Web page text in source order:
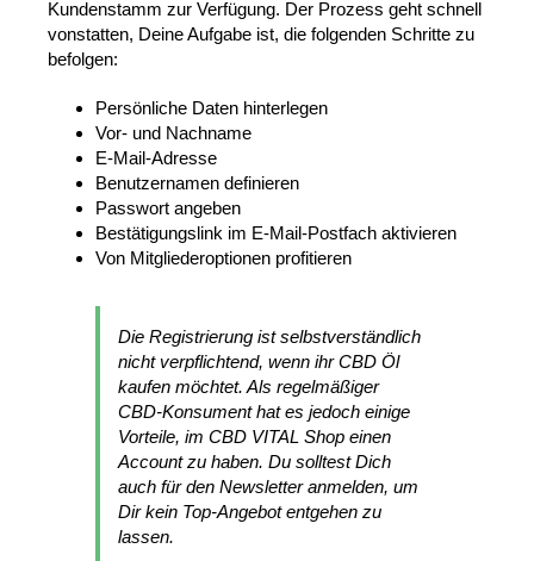
Kundenstamm zur Verfügung. Der Prozess geht schnell
vonstatten, Deine Aufgabe ist, die folgenden Schritte zu
befolgen:
Persönliche Daten hinterlegen
Vor- und Nachname
E-Mail-Adresse
Benutzernamen definieren
Passwort angeben
Bestätigungslink im E-Mail-Postfach aktivieren
Von Mitgliederoptionen profitieren
Die Registrierung ist selbstverständlich
nicht verpflichtend, wenn ihr CBD Öl
kaufen möchtet. Als regelmäßiger
CBD-Konsument hat es jedoch einige
Vorteile, im CBD VITAL Shop einen
Account zu haben. Du solltest Dich
auch für den Newsletter anmelden, um
Dir kein Top-Angebot entgehen zu
lassen.